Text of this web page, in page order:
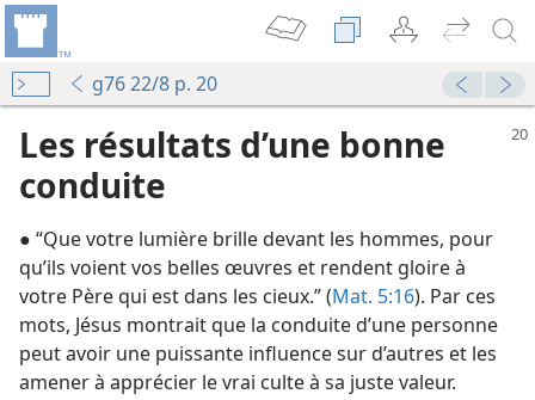
g76 22/8 p. 20
de district 1983
Royaume”
Les résultats d’une bonne
conduite
● “Que votre lumière brille devant les hommes, pour
qu’ils voient vos belles œuvres et rendent gloire à
votre Père qui est dans les cieux.” (Mat. 5:16). Par ces
mots, Jésus montrait que la conduite d’une personne
peut avoir une puissante influence sur d’autres et les
amener à apprécier le vrai culte à sa juste valeur.